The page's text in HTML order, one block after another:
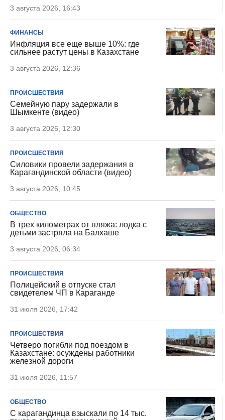
3 августа 2026, 16:43
ФИНАНСЫ
Инфляция все еще выше 10%: где
сильнее растут цены в Казахстане
3 августа 2026, 12:36
ПРОИСШЕСТВИЯ
Семейную пару задержали в
Шымкенте (видео)
3 августа 2026, 12:30
ПРОИСШЕСТВИЯ
Силовики провели задержания в
Карагандинской области (видео)
3 августа 2026, 10:45
ОБЩЕСТВО
В трех километрах от пляжа: лодка с
детьми застряла на Балхаше
3 августа 2026, 06:34
ПРОИСШЕСТВИЯ
Полицейский в отпуске стал
свидетелем ЧП в Караганде
31 июля 2026, 17:42
ПРОИСШЕСТВИЯ
Четверо погибли под поездом в
Казахстане: осуждены работники
железной дороги
31 июля 2026, 11:57
ОБЩЕСТВО
С карагандинца взыскали по 14 тыс.